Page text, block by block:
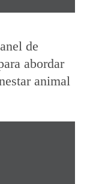
de
abordar
animal